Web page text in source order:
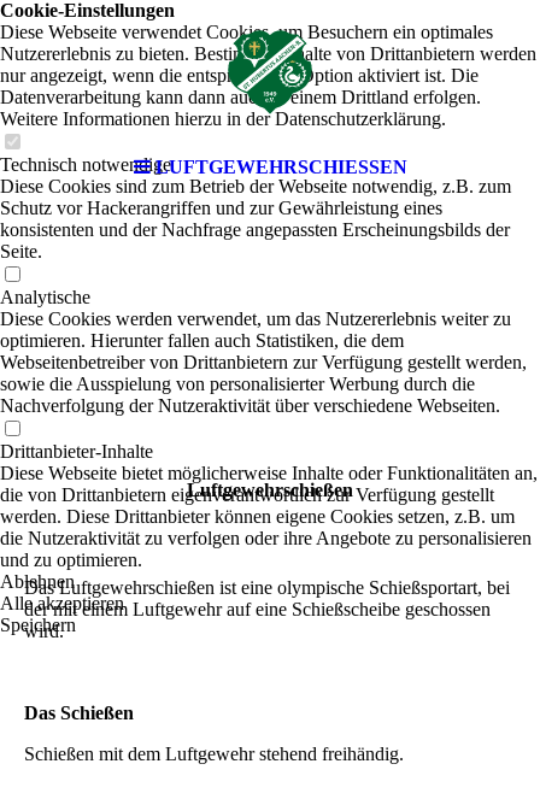
LUFTGEWEHRSCHIESSEN
Luftgewehrschießen
Das Luftgewehrschießen ist eine olympische Schießsportart, bei
der mit einem Luftgewehr auf eine Schießscheibe geschossen
wird.
Das Schießen
Schießen mit dem Luftgewehr stehend freihändig.
Cookie-Einstellungen
Diese Webseite verwendet Cookies, um Besuchern ein optimales
Nutzererlebnis zu bieten. Bestimmte Inhalte von Drittanbietern werden
nur angezeigt, wenn die entsprechende Option aktiviert ist. Die
Datenverarbeitung kann dann auch in einem Drittland erfolgen.
Weitere Informationen hierzu in der Datenschutzerklärung.
Technisch notwendige
Diese Cookies sind zum Betrieb der Webseite notwendig, z.B. zum
Schutz vor Hackerangriffen und zur Gewährleistung eines
konsistenten und der Nachfrage angepassten Erscheinungsbilds der
Seite.
Analytische
Diese Cookies werden verwendet, um das Nutzererlebnis weiter zu
optimieren. Hierunter fallen auch Statistiken, die dem
Webseitenbetreiber von Drittanbietern zur Verfügung gestellt werden,
sowie die Ausspielung von personalisierter Werbung durch die
Nachverfolgung der Nutzeraktivität über verschiedene Webseiten.
Drittanbieter-Inhalte
Diese Webseite bietet möglicherweise Inhalte oder Funktionalitäten an,
die von Drittanbietern eigenverantwortlich zur Verfügung gestellt
werden. Diese Drittanbieter können eigene Cookies setzen, z.B. um
die Nutzeraktivität zu verfolgen oder ihre Angebote zu personalisieren
und zu optimieren.
Ablehnen
Alle akzeptieren
Speichern